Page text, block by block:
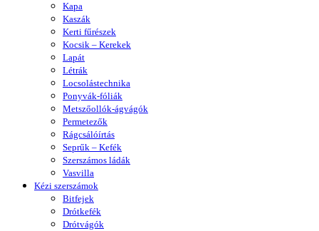
Kapa
Kaszák
Kerti fűrészek
Kocsik – Kerekek
Lapát
Létrák
Locsolástechnika
Ponyvák-fóliák
Metszőollók-ágvágók
Permetezők
Rágcsálóírtás
Seprűk – Kefék
Szerszámos ládák
Vasvilla
Kézi szerszámok
Bitfejek
Drótkefék
Drótvágók